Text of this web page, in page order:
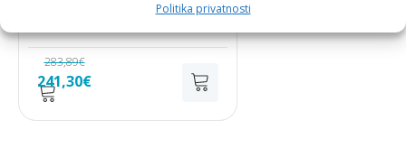
Politika privatnosti
283,89€
Izvorna
cijena
bila
241,30€Trenutna
je: